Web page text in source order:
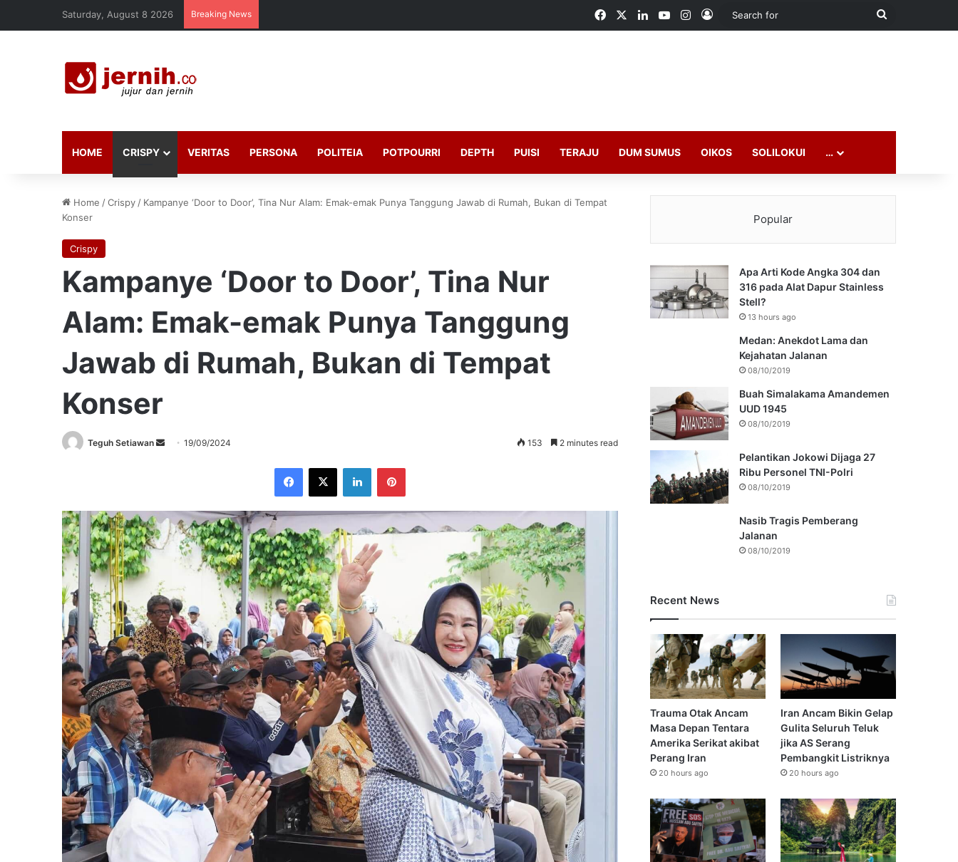
Saturday, August 8 2026 Breaking News FacebookLinkedInYouTubeInstagram
Log In
Search
HOME CRISPY VERITAS PERSONA POLITEIA POTPOURRI DEPTH PUISI TERAJU DUM SUMUS OIKOS SOLILOKUI …
Home /Crispy / Kampanye ‘Door to Door’, Tina Nur Alam: Emak-emak Punya Tanggung Jawab di Rumah, Bukan di Tempat
Konser
Crispy
Kampanye ‘Door to Door’, Tina Nur
Alam: Emak-emak Punya Tanggung
Jawab di Rumah, Bukan di Tempat
Konser
Teguh Setiawan
Send19/09/2024 153 2 minutes read
Facebook
X LinkedInPinterest
Popular
Apa Arti Kode Angka 304 dan
316 pada Alat Dapur Stainless
Stell?
13 hours ago
Medan: Anekdot Lama dan
Kejahatan Jalanan
08/10/2019
Buah Simalakama Amandemen
UUD 1945
08/10/2019
Pelantikan Jokowi Dijaga 27
Ribu Personel TNI-Polri
08/10/2019
Nasib Tragis Pemberang
Jalanan
08/10/2019
Recent News
Trauma Otak Ancam
Masa Depan Tentara
Amerika Serikat akibat
Perang Iran
20 hours ago
Iran Ancam Bikin Gelap
Gulita Seluruh Teluk
jika AS Serang
Pembangkit Listriknya
20 hours ago